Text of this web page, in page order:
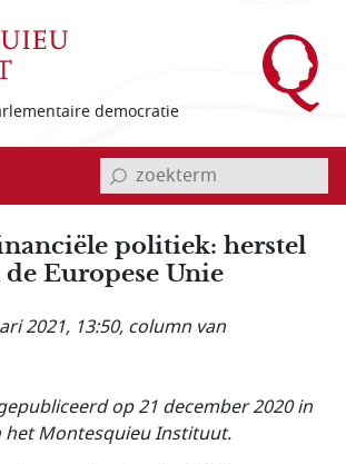
democratie
invoerveld zoekterm
politiek: herstel
Europese Unie
2021, 13:50, column van
op 21 december 2020 in
het Montesquieu Instituut.